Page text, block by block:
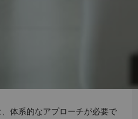
体系的なアプローチが必要で